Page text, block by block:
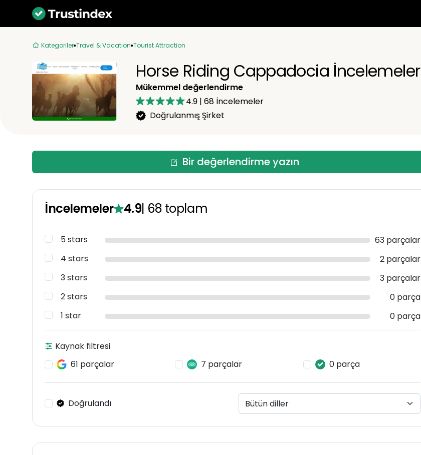
Kategoriler Travel & Vacation Tourist Attraction
Horse Riding Cappadocia İncelemeler
Mükemmel değerlendirme
4.9 | 68İncelemeler
Doğrulanmış Şirket
Bir değerlendirme yazın
İncelemeler 4.9| 68 toplam
5 stars
63 parçalar
4 stars
2 parçalar
3 stars
3 parçalar
2 stars
0 parça
1 star
0 parça
Kaynak filtresi
61 parçalar
7 parçalar 0 parça
Doğrulandı